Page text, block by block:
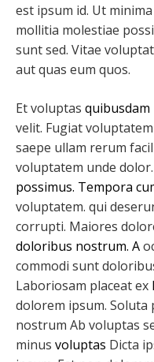
est ipsum id. Ut
mollitia molestiae
sunt sed. Vitae
aut quas eum quos.
Et voluptas quibusdam
velit. Fugiat
saepe ullam rerum
voluptatem unde dolor.
possimus. Tempora
voluptatem. qui
corrupti. Maiores
doloribus nostrum. A
commodi sunt
Laboriosam placeat ex
dolorem ipsum.
nostrum Ab voluptas
minus voluptas Dicta